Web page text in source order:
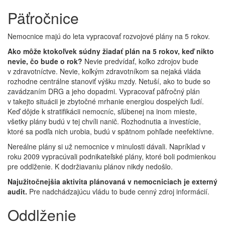
Päťročnice
Nemocnice majú do leta vypracovať rozvojové plány na 5 rokov.
Ako môže ktokoľvek súdny žiadať plán na 5 rokov, keď nikto
nevie, čo bude o rok? Nevie predvídať, koľko zdrojov bude
v zdravotníctve. Nevie, koľkým zdravotníkom sa nejaká vláda
rozhodne centrálne stanoviť výšku mzdy. Netuší, ako to bude so
zavádzaním DRG a jeho dopadmi. Vypracovať päťročný plán
v takejto situácii je zbytočné mrhanie energiou dospelých ľudí.
Keď dôjde k stratifikácii nemocníc, sľúbenej na inom mieste,
všetky plány budú v tej chvíli nanič. Rozhodnutia a investície,
ktoré sa podľa nich urobia, budú v spätnom pohľade neefektívne.
Nereálne plány si už nemocnice v minulosti dávali. Napríklad v
roku 2009 vypracúvali podnikateľské plány, ktoré boli podmienkou
pre oddlženie. K dodržiavaniu plánov nikdy nedošlo.
Najužitočnejšia aktivita plánovaná v nemocniciach je externý
audit. Pre nadchádzajúcu vládu to bude cenný zdroj informácií.
Oddlženie